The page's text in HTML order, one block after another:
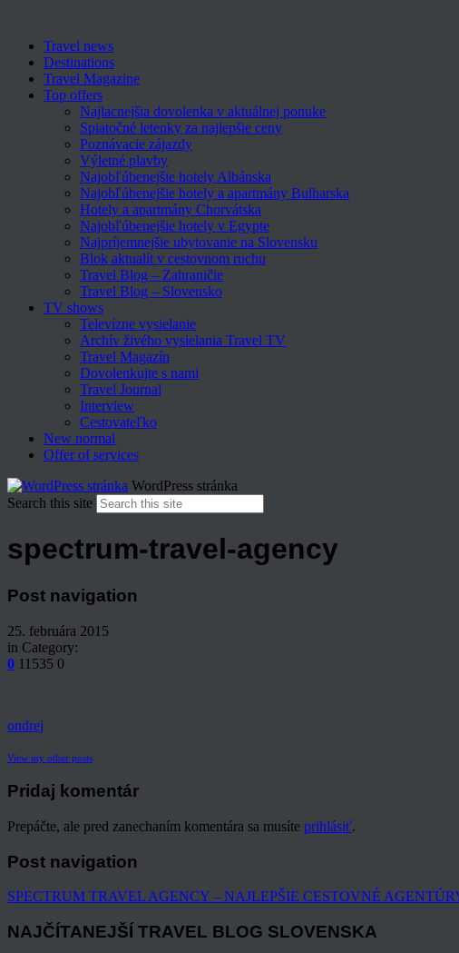
Travel news
Destinations
Travel Magazine
Top offers
Najlacnejšia dovolenka v aktuálnej ponuke
Spiatočné letenky za najlepšie ceny
Poznávacie zájazdy
Výletné plavby
Najobľúbenejšie hotely Albánska
Najobľúbenejšie hotely a apartmány Bulharska
Hotely a apartmány Chorvátska
Najobľúbenejšie hotely v Egypte
Najpríjemnejšie ubytovanie na Slovensku
Blok aktualít v cestovnom ruchu
Travel Blog – Zahraničie
Travel Blog – Slovensko
TV shows
Televízne vysielanie
Archív živého vysielania Travel TV
Travel Magazín
Dovolenkujte s nami
Travel Journal
Interview
Cestovateľko
New normal
Offer of services
WordPress stránka
Search this site
spectrum-travel-agency
Post navigation
25. februára 2015
in Category:
0 11535 0
ondrej
View my other posts
Pridaj komentár
Prepáčte, ale pred zanechaním komentára sa musíte prihlásiť.
Post navigation
SPECTRUM TRAVEL AGENCY – NAJLEPŠIE CESTOVNÉ
NAJČÍTANEJŠÍ TRAVEL BLOG SLOVENSKA